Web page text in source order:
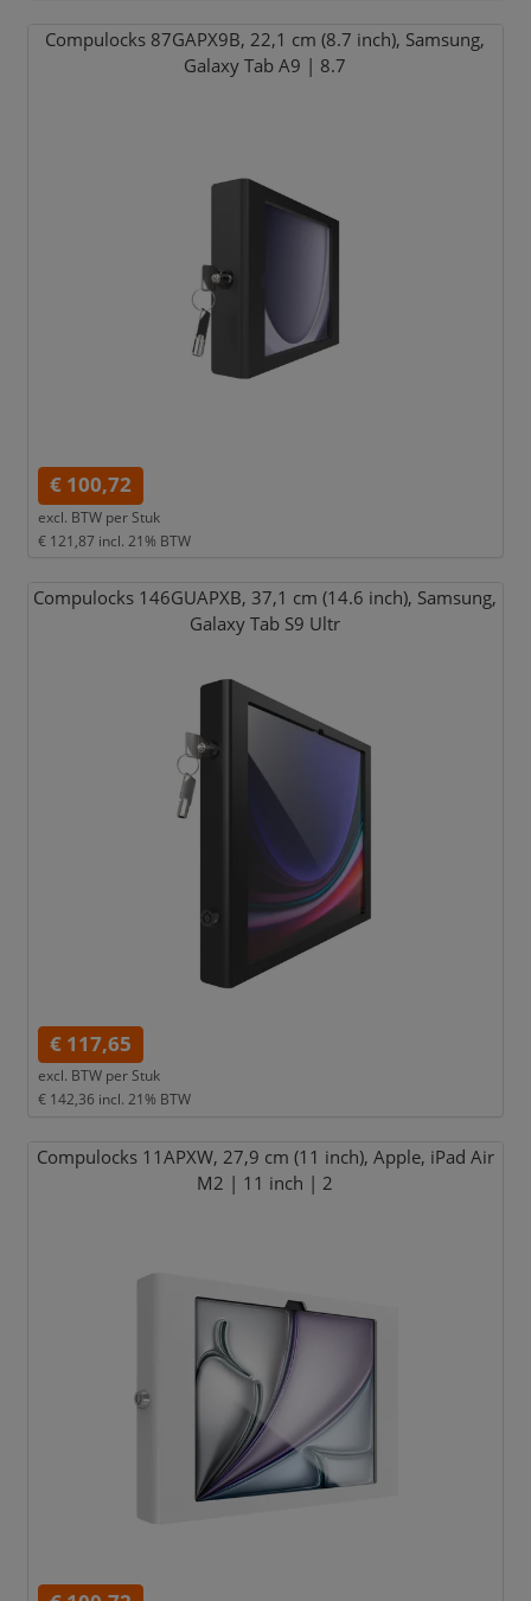
Compulocks 87GAPX9B, 22,1 cm (8.7 inch), Samsung,
Galaxy Tab A9 | 8.7
€ 100,72
excl. BTW per Stuk
€ 121,87 incl. 21% BTW
Compulocks 146GUAPXB, 37,1 cm (14.6 inch), Samsung,
Galaxy Tab S9 Ultr
€ 117,65
excl. BTW per Stuk
€ 142,36 incl. 21% BTW
Compulocks 11APXW, 27,9 cm (11 inch), Apple, iPad Air
M2 | 11 inch | 2